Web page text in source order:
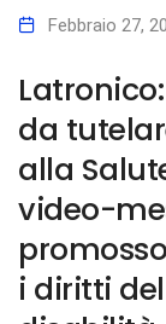
Febbraio 27,
da
alla
video-
i diritti